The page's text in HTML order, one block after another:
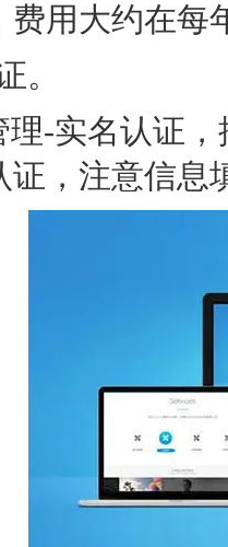
费用大约在每
。
理-实名认证
证，注意信息